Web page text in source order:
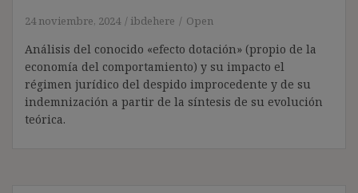
24 noviembre, 2024 ibdehere Open
Análisis del conocido «efecto dotación» (propio de la
economía del comportamiento) y su impacto el
régimen jurídico del despido improcedente y de su
indemnización a partir de la síntesis de su evolución
teórica.